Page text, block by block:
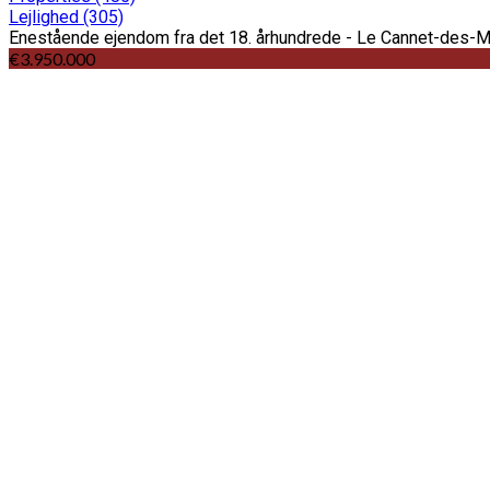
Lejlighed (305)
Enestående ejendom fra det 18. århundrede - Le Cannet-des-
€3.950.000